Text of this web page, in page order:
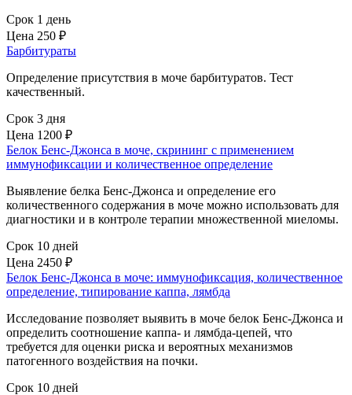
Срок 1 день
Цена 250 ₽
Барбитураты
Определение присутствия в моче барбитуратов. Тест
качественный.
Срок 3 дня
Цена 1200 ₽
Белок Бенс-Джонса в моче, скрининг с применением
иммунофиксации и количественное определение
Выявление белка Бенс-Джонса и определение его
количественного содержания в моче можно использовать для
диагностики и в контроле терапии множественной миеломы.
Срок 10 дней
Цена 2450 ₽
Белок Бенс-Джонса в моче: иммунофиксация, количественное
определение, типирование каппа, лямбда
Исследование позволяет выявить в моче белок Бенс-Джонса и
определить соотношение каппа- и лямбда-цепей, что
требуется для оценки риска и вероятных механизмов
патогенного воздействия на почки.
Срок 10 дней